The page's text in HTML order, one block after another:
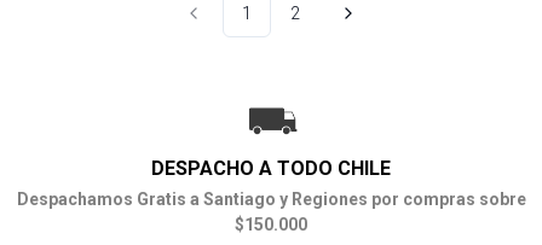
1 2
DESPACHO A TODO CHILE
Despachamos Gratis a Santiago y Regiones por compras sobre
$150.000